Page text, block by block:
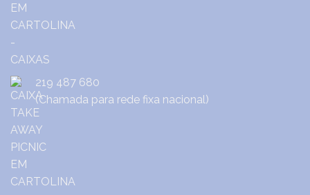
219 487 680
(Chamada para rede fixa nacional)